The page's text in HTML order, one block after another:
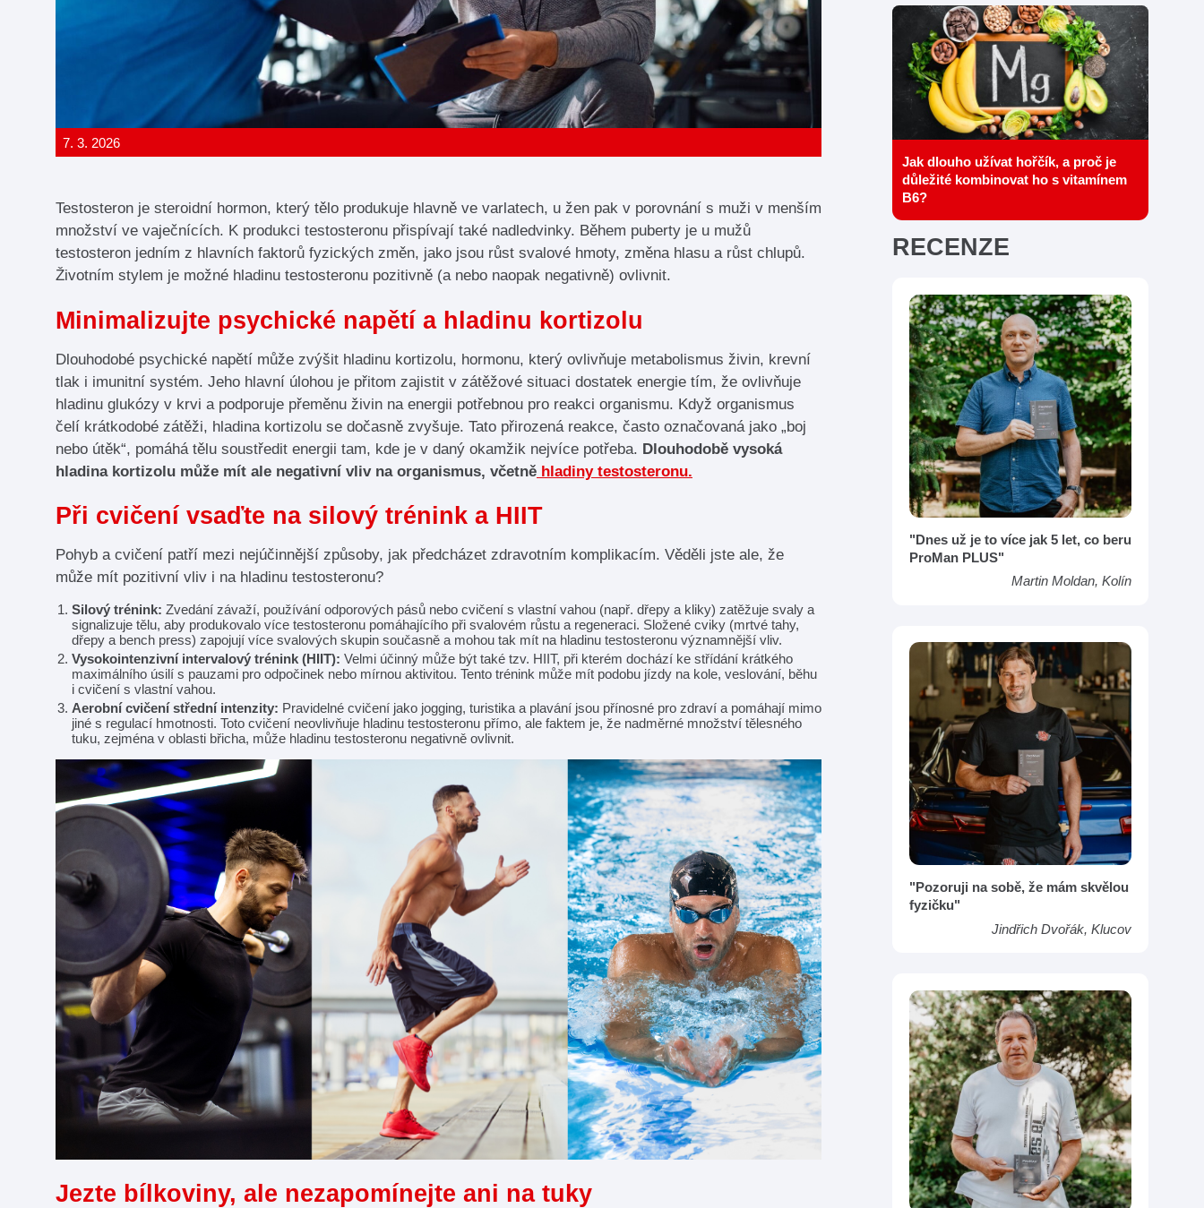
7. 3. 2026
Testosteron je steroidní hormon, který tělo produkuje hlavně ve varlatech, u žen pak v porovnání s muži v menším
množství ve vaječnících. K produkci testosteronu přispívají také nadledvinky. Během puberty je u mužů
testosteron jedním z hlavních faktorů fyzických změn, jako jsou růst svalové hmoty, změna hlasu a růst chlupů.
Životním stylem je možné hladinu testosteronu pozitivně (a nebo naopak negativně) ovlivnit.
Minimalizujte psychické napětí a hladinu kortizolu
Dlouhodobé psychické napětí může zvýšit hladinu kortizolu, hormonu, který ovlivňuje metabolismus živin, krevní
tlak i imunitní systém. Jeho hlavní úlohou je přitom zajistit v zátěžové situaci dostatek energie tím, že ovlivňuje
hladinu glukózy v krvi a podporuje přeměnu živin na energii potřebnou pro reakci organismu. Když organismus
čelí krátkodobé zátěži, hladina kortizolu se dočasně zvyšuje. Tato přirozená reakce, často označovaná jako „boj
nebo útěk“, pomáhá tělu soustředit energii tam, kde je v daný okamžik nejvíce potřeba. Dlouhodobě vysoká
hladina kortizolu může mít ale negativní vliv na organismus, včetně hladiny testosteronu.
Při cvičení vsaďte na silový trénink a HIIT
Pohyb a cvičení patří mezi nejúčinnější způsoby, jak předcházet zdravotním komplikacím. Věděli jste ale, že
může mít pozitivní vliv i na hladinu testosteronu?
Silový trénink: Zvedání závaží, používání odporových pásů nebo cvičení s vlastní vahou (např. dřepy a kliky) zatěžuje svaly a
signalizuje tělu, aby produkovalo více testosteronu pomáhajícího při svalovém růstu a regeneraci. Složené cviky (mrtvé tahy,
dřepy a bench press) zapojují více svalových skupin současně a mohou tak mít na hladinu testosteronu významnější vliv.
Vysokointenzivní intervalový trénink (HIIT): Velmi účinný může být také tzv. HIIT, při kterém dochází ke střídání krátkého
maximálního úsilí s pauzami pro odpočinek nebo mírnou aktivitou. Tento trénink může mít podobu jízdy na kole, veslování, běhu
i cvičení s vlastní vahou.
Aerobní cvičení střední intenzity: Pravidelné cvičení jako jogging, turistika a plavání jsou přínosné pro zdraví a pomáhají mimo
jiné s regulací hmotnosti. Toto cvičení neovlivňuje hladinu testosteronu přímo, ale faktem je, že nadměrné množství tělesného
tuku, zejména v oblasti břicha, může hladinu testosteronu negativně ovlivnit.
Jezte bílkoviny, ale nezapomínejte ani na tuky
Jak dlouho užívat hořčík, a proč je
důležité kombinovat ho s vitamínem
B6?
RECENZE
"Dnes už je to více jak 5 let, co beru
ProMan PLUS"
Martin Moldan, Kolín
"Pozoruji na sobě, že mám skvělou
fyzičku"
Jindřich Dvořák, Klucov